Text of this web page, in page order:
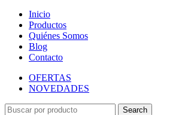
Inicio
Productos
Quiénes Somos
Blog
Contacto
OFERTAS
NOVEDADES
Search